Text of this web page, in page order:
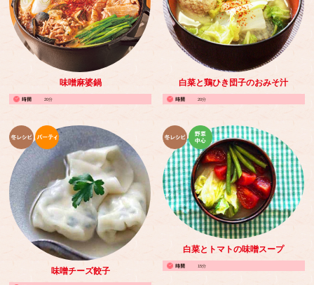
味噌麻婆鍋
20分
白菜と鶏ひき団子のおみそ汁
20分
味噌チーズ餃子
白菜とトマトの味噌スープ
15分